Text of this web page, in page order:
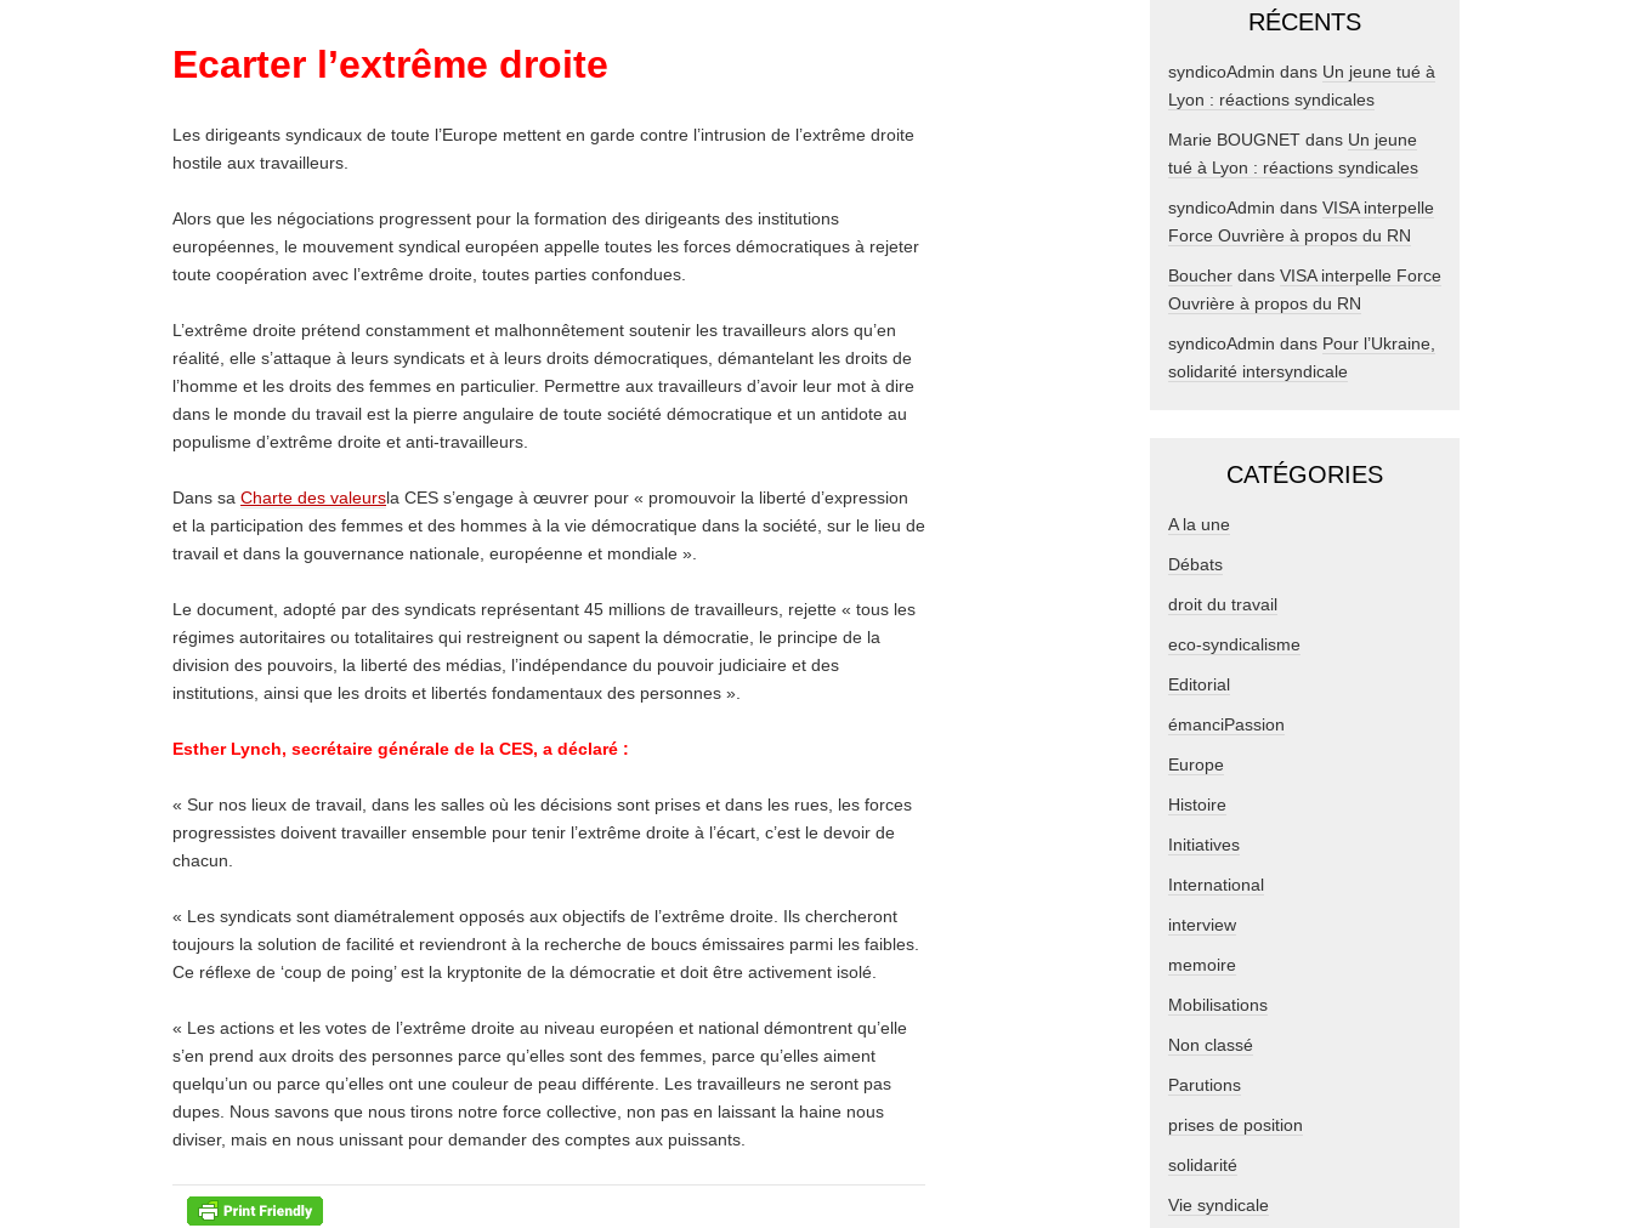
Ecarter l’extrême droite
Les dirigeants syndicaux de toute l’Europe mettent en garde contre l’intrusion de l’extrême droite
hostile aux travailleurs.
Alors que les négociations progressent pour la formation des dirigeants des institutions
européennes, le mouvement syndical européen appelle toutes les forces démocratiques à rejeter
toute coopération avec l’extrême droite, toutes parties confondues.
L’extrême droite prétend constamment et malhonnêtement soutenir les travailleurs alors qu’en
réalité, elle s’attaque à leurs syndicats et à leurs droits démocratiques, démantelant les droits de
l’homme et les droits des femmes en particulier. Permettre aux travailleurs d’avoir leur mot à dire
dans le monde du travail est la pierre angulaire de toute société démocratique et un antidote au
populisme d’extrême droite et anti-travailleurs.
Dans sa Charte des valeursla CES s’engage à œuvrer pour « promouvoir la liberté d’expression
et la participation des femmes et des hommes à la vie démocratique dans la société, sur le lieu de
travail et dans la gouvernance nationale, européenne et mondiale ».
Le document, adopté par des syndicats représentant 45 millions de travailleurs, rejette « tous les
régimes autoritaires ou totalitaires qui restreignent ou sapent la démocratie, le principe de la
division des pouvoirs, la liberté des médias, l’indépendance du pouvoir judiciaire et des
institutions, ainsi que les droits et libertés fondamentaux des personnes ».
Esther Lynch, secrétaire générale de la CES, a déclaré :
« Sur nos lieux de travail, dans les salles où les décisions sont prises et dans les rues, les forces
progressistes doivent travailler ensemble pour tenir l’extrême droite à l’écart, c’est le devoir de
chacun.
« Les syndicats sont diamétralement opposés aux objectifs de l’extrême droite. Ils chercheront
toujours la solution de facilité et reviendront à la recherche de boucs émissaires parmi les faibles.
Ce réflexe de ‘coup de poing’ est la kryptonite de la démocratie et doit être activement isolé.
« Les actions et les votes de l’extrême droite au niveau européen et national démontrent qu’elle
s’en prend aux droits des personnes parce qu’elles sont des femmes, parce qu’elles aiment
quelqu’un ou parce qu’elles ont une couleur de peau différente. Les travailleurs ne seront pas
dupes. Nous savons que nous tirons notre force collective, non pas en laissant la haine nous
diviser, mais en nous unissant pour demander des comptes aux puissants.
RÉCENTS
syndicoAdmin dans Un jeune tué à
Lyon : réactions syndicales
Marie BOUGNET dans Un jeune
tué à Lyon : réactions syndicales
syndicoAdmin dans VISA interpelle
Force Ouvrière à propos du RN
Boucher dans VISA interpelle Force
Ouvrière à propos du RN
syndicoAdmin dans Pour l’Ukraine,
solidarité intersyndicale
CATÉGORIES
A la une
Débats
droit du travail
eco-syndicalisme
Editorial
émanciPassion
Europe
Histoire
Initiatives
International
interview
memoire
Mobilisations
Non classé
Parutions
prises de position
solidarité
Vie syndicale